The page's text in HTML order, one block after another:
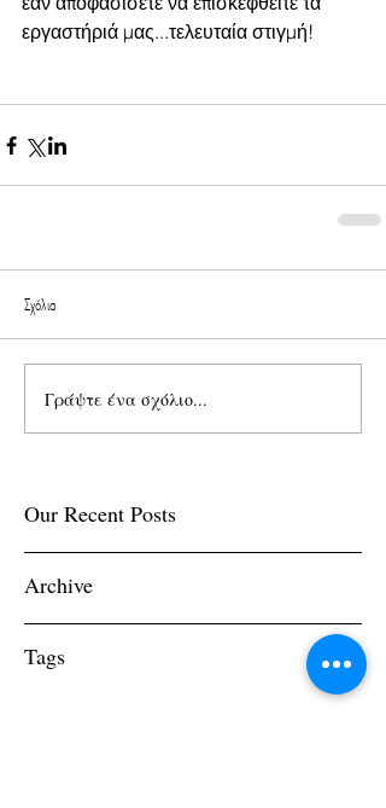
εργαστήριά μας...τελευταία στιγμή!
Σχόλια
Γράψτε ένα σχόλιο...
Our Recent Posts
Archive
Tags